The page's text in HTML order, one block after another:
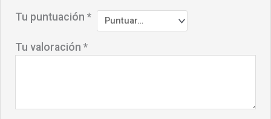
Tu puntuación*
Tu valoración*